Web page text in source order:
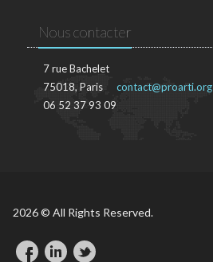
Nous contacter
7 rue Bachelet
75018, Paris
06 52 37 93 09
contact@proarti.org
2026 © All Rights Reserved.